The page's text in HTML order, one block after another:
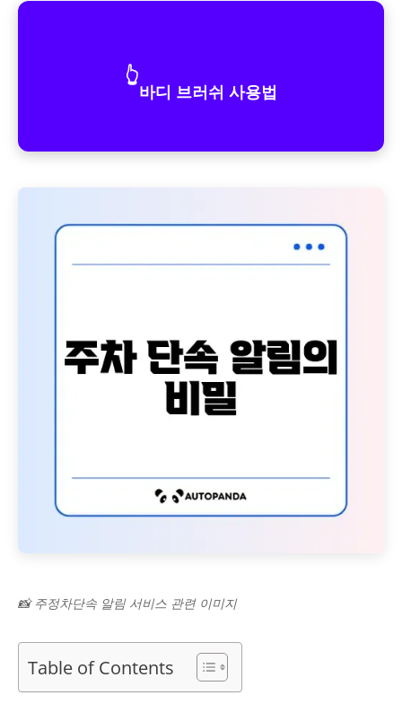
👆
바디 브러쉬 사용법
📸 주정차단속 알림 서비스 관련 이미지
Table of Contents